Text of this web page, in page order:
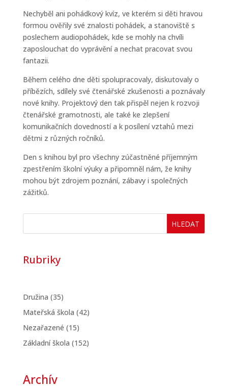
Nechyběl ani pohádkový kvíz, ve kterém si děti hravou
formou ověřily své znalosti pohádek, a stanoviště s
poslechem audiopohádek, kde se mohly na chvíli
zaposlouchat do vyprávění a nechat pracovat svou
fantazii.
Během celého dne děti spolupracovaly, diskutovaly o
příbězích, sdílely své čtenářské zkušenosti a poznávaly
nové knihy. Projektový den tak přispěl nejen k rozvoji
čtenářské gramotnosti, ale také ke zlepšení
komunikačních dovedností a k posílení vztahů mezi
dětmi z různých ročníků.
Den s knihou byl pro všechny zúčastněné příjemným
zpestřením školní výuky a připomněl nám, že knihy
mohou být zdrojem poznání, zábavy i společných
zážitků.
HLEDAT
Rubriky
Družina (35)
Mateřská škola (42)
Nezařazené (15)
Základní škola (152)
Archív